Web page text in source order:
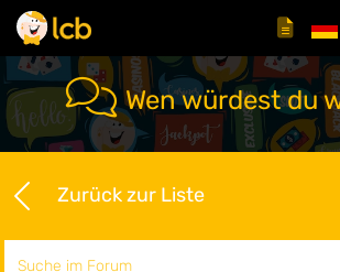
Wen würdest du
Zurück zur Liste